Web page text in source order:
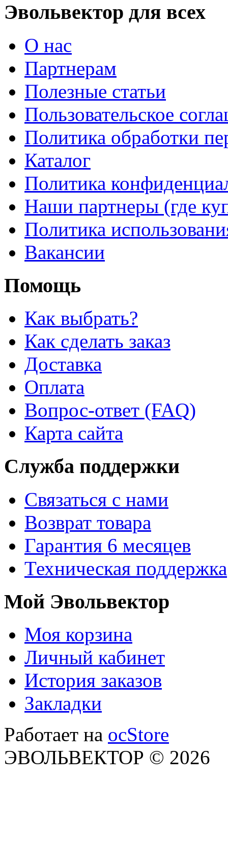
Эвольвектор для всех
О нас
Партнерам
Полезные статьи
Пользовательское
Политика обработки
Каталог
Политика
Наши партнеры (где
Политика
Вакансии
Помощь
Как выбрать?
Как сделать заказ
Доставка
Оплата
Вопрос-ответ (FAQ)
Карта сайта
Служба поддержки
Связаться с нами
Возврат товара
Гарантия 6 месяцев
Техническая поддержка
Мой Эвольвектор
Моя корзина
Личный кабинет
История заказов
Закладки
Работает на ocStore
ЭВОЛЬВЕКТОР © 2026